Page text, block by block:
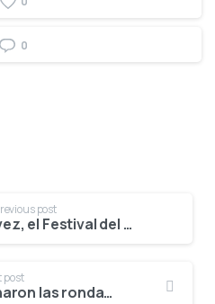
0
post
Por primera vez, el Festival del Bambuco tendrá el Encuentro Folclórico Departamental de Personas con Discapacidad
post
Con éxito culminaron las rondas clasificatorias en los municipios de Campoalegre, Villavieja y Palermo